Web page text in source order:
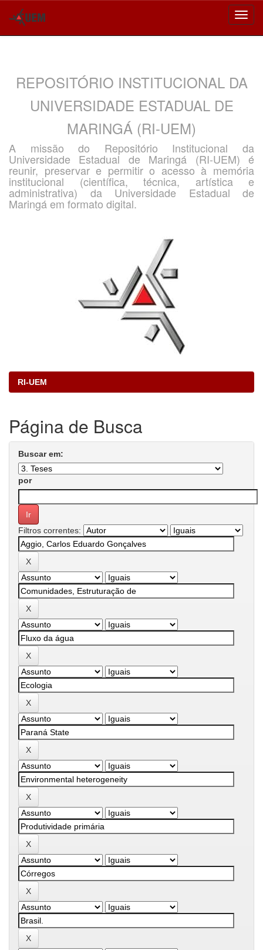
REPOSITÓRIO INSTITUCIONAL DA
UNIVERSIDADE ESTADUAL DE
MARINGÁ (RI-UEM)
A missão do Repositório Institucional da
Universidade Estadual de Maringá (RI-UEM) é
reunir, preservar e permitir o acesso à memória
institucional (científica, técnica, artística e
administrativa) da Universidade Estadual de
Maringá em formato digital.
RI-UEM
Página de Busca
Buscar em:
por
Filtros correntes: